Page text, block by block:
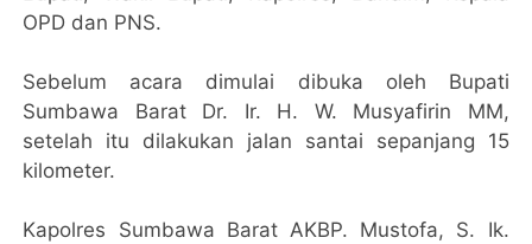
OPD dan PNS.
Sebelum acara dimulai dibuka oleh Bupati
Sumbawa Barat Dr. Ir. H. W. Musyafirin MM,
setelah itu dilakukan jalan santai sepanjang 15
kilometer.
Kapolres Sumbawa Barat AKBP. Mustofa, S. Ik.